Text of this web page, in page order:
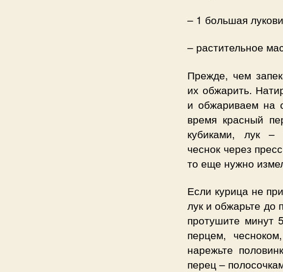
– 1 большая
– растительное
Прежде, чем
их обжарить.
и обжариваем на
время красный
кубиками, лук –
чеснок через
то еще нужно
Если курица не
лук и обжарьте до
протушите минут
перцем,
нарежьте
перец –